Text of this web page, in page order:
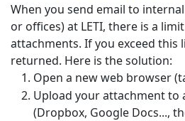
When you send email to
or offices) at LETI, there is a
attachments. If you exceed this
returned. Here is the solution:
Open a new web browser
Upload your attachment to
(Dropbox, Google Docs...,